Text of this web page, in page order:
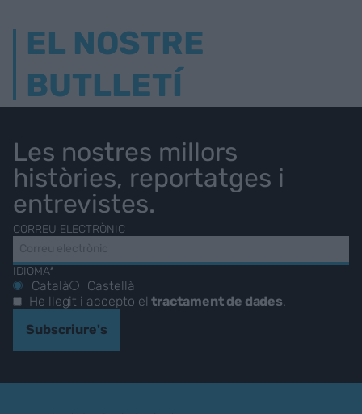
EL NOSTRE
BUTLLETÍ
Les nostres millors
històries, reportatges i
entrevistes.
CORREU ELECTRÒNIC
IDIOMA*
Català
Castellà
He llegit i accepto eltractament de dades.
Subscriure's